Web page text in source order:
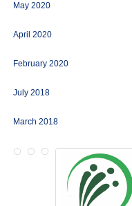
May 2020
April 2020
February 2020
July 2018
March 2018